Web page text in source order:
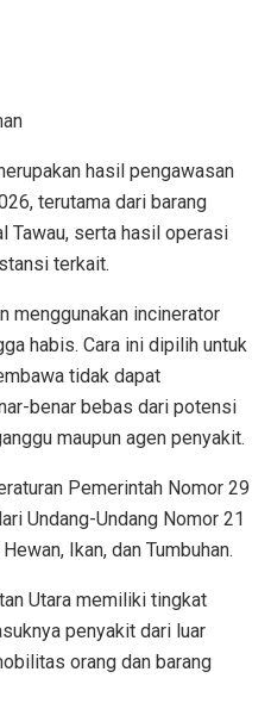
hasil pengawasan
terutama dari barang
Tawau, serta hasil operasi
terkait.
menggunakan incinerator
habis. Cara ini dipilih untuk
tidak dapat
benar bebas dari potensi
maupun agen penyakit.
Pemerintah Nomor 29
Undang-Undang Nomor 21
Ikan, dan Tumbuhan.
Utara memiliki tingkat
penyakit dari luar
orang dan barang